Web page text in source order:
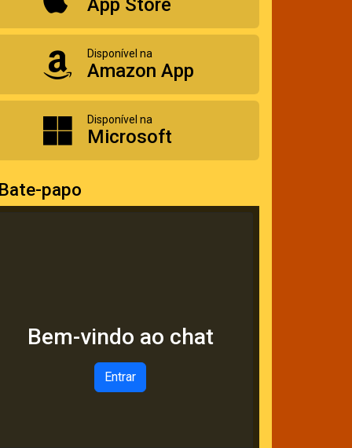
App Store
Disponível na
Amazon App
Disponível na
Microsoft
Bate-papo
Bem-vindo ao chat
Entrar